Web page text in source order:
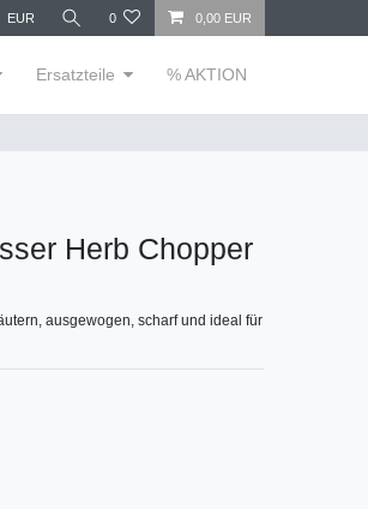
EUR 0 0,00 EUR
Ersatzteile % AKTION
Herb Chopper
ausgewogen, scharf und ideal für